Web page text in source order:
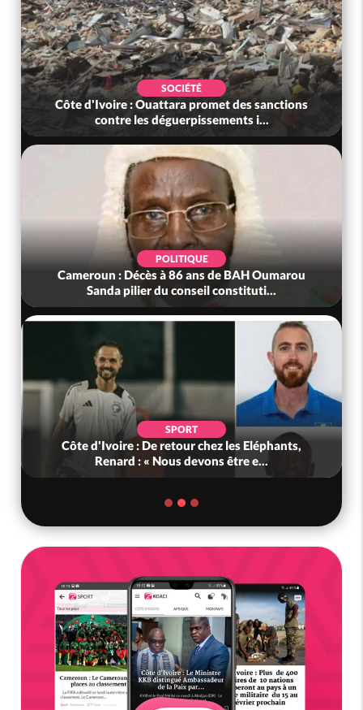
SOCIÉTÉ
Côte d'Ivoire : Ouattara promet des sanctions
contre les déguerpissements i...
POLITIQUE
Cameroun : Décès à 86 ans de BAH Oumarou
Sanda pilier du conseil constituti...
SPORT
Côte d'Ivoire : De retour chez les Eléphants,
Renard : « Nous devons être e...